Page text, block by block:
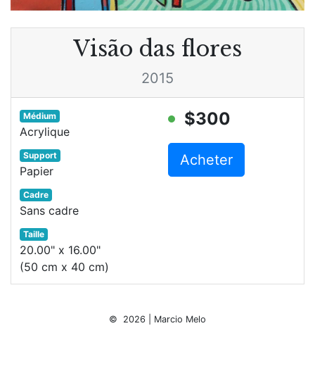
Visão das flores
2015
Médium
Acrylique
Support
Papier
Cadre
Sans cadre
Taille
20.00" x 16.00"
(50 cm x 40 cm)
$300
Acheter
© 2026 | Marcio Melo